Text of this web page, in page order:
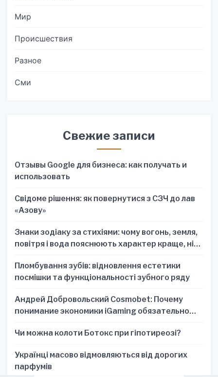
Мир
Происшествия
Разное
Сми
Свежие записи
Отзывы Google для бизнеса: как получать и
использовать
Свідоме рішення: як повернутися з СЗЧ до лав
«Азову»
Знаки зодіаку за стихіями: чому вогонь, земля,
повітря і вода пояснюють характер краще, ніж
Пломбування зубів: відновлення естетики
посмішки та функціональності зубного ряду
Андрей Добровольский Cosmobet: Почему
понимание экономики iGaming обязательно
Чи можна колоти Ботокс при гіпотиреозі?
Українці масово відмовляються від дорогих
парфумів